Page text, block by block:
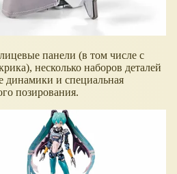
панели (в том числе с
несколько наборов деталей
динамики и специальная
позирования.